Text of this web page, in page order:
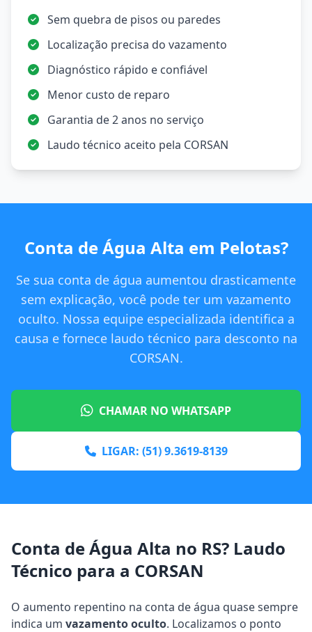
Sem quebra de pisos ou paredes
Localização precisa do vazamento
Diagnóstico rápido e confiável
Menor custo de reparo
Garantia de 2 anos no serviço
Laudo técnico aceito pela CORSAN
Conta de Água Alta em Pelotas?
Se sua conta de água aumentou drasticamente
sem explicação, você pode ter um vazamento
oculto. Nossa equipe especializada identifica a
causa e fornece laudo técnico para desconto na
CORSAN.
CHAMAR NO WHATSAPP
LIGAR: (51) 9.3619-8139
Conta de Água Alta no RS? Laudo
Técnico para a CORSAN
O aumento repentino na conta de água quase sempre
indica um vazamento oculto. Localizamos o ponto